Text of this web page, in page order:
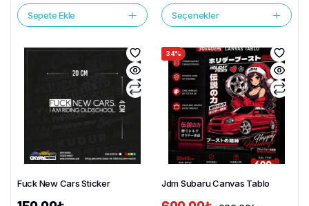
Sepete Ekle Seçenekler
Fuck New Cars Sticker
34%
Jdm Subaru Canvas Tablo